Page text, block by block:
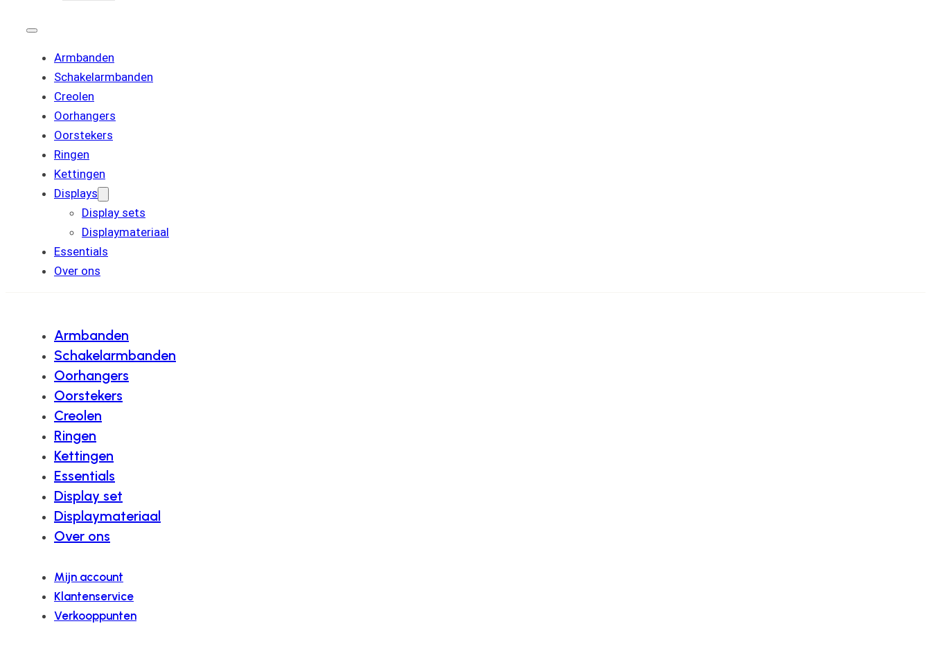
Armbanden
Schakelarmbanden
Creolen
Oorhangers
Oorstekers
Ringen
Kettingen
Displays
Display sets
Displaymateriaal
Essentials
Over ons
Armbanden
Schakelarmbanden
Oorhangers
Oorstekers
Creolen
Ringen
Kettingen
Essentials
Display set
Displaymateriaal
Over ons
Mijn account
Klantenservice
Verkooppunten